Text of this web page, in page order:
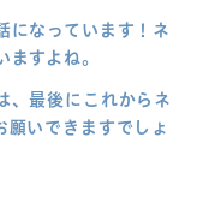
なっています！ネ
ますよね。
、最後にこれからネ
願いできますでしょ